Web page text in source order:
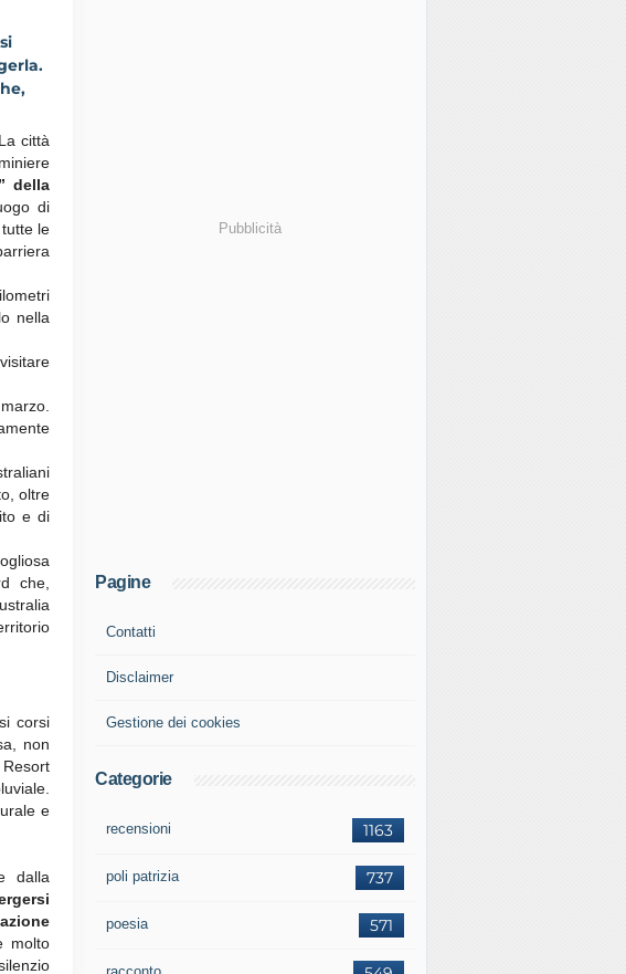
città
della
di
le
nella
oltre
e di
che,
corsi
non
e
dalla
molto
Pubblicità
Pagine
Contatti
Disclaimer
Gestione dei cookies
Categorie
1163
recensioni
737
poli patrizia
571
poesia